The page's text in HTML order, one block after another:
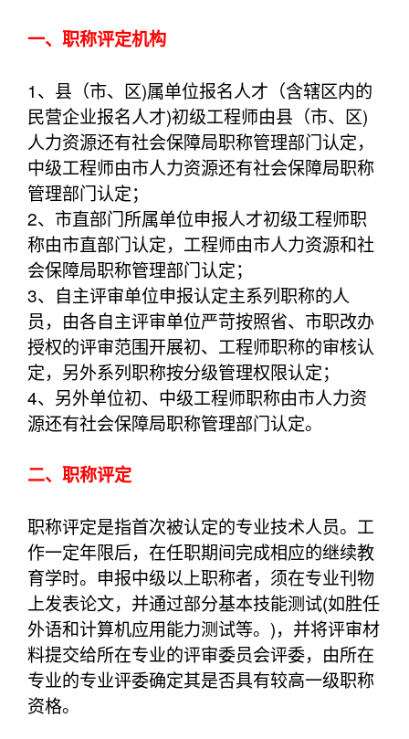
一、职称评定机构
1、县（市、区)属单位报名人才（含辖区内的
民营企业报名人才)初级工程师由县（市、区)
人力资源还有社会保障局职称管理部门认定，
中级工程师由市人力资源还有社会保障局职称
管理部门认定；
2、市直部门所属单位申报人才初级工程师职
称由市直部门认定，工程师由市人力资源和社
会保障局职称管理部门认定；
3、自主评审单位申报认定主系列职称的人
员，由各自主评审单位严苛按照省、市职改办
授权的评审范围开展初、工程师职称的审核认
定，另外系列职称按分级管理权限认定；
4、另外单位初、中级工程师职称由市人力资
源还有社会保障局职称管理部门认定。
二、职称评定
职称评定是指首次被认定的专业技术人员。工
作一定年限后，在任职期间完成相应的继续教
育学时。申报中级以上职称者，须在专业刊物
上发表论文，并通过部分基本技能测试(如胜任
外语和计算机应用能力测试等。)，并将评审材
料提交给所在专业的评审委员会评委，由所在
专业的专业评委确定其是否具有较高一级职称
资格。